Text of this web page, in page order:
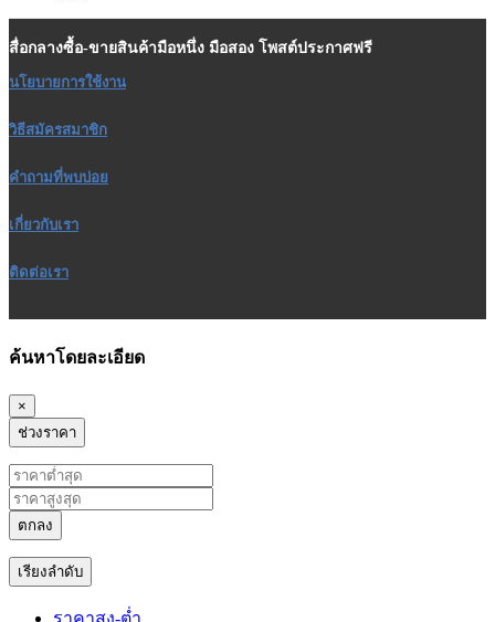
สื่อกลางซื้อ-ขายสินค้ามือหนึ่ง มือสอง โพสต์ประกาศฟรี
นโยบายการใช้งาน
วิธีสมัครสมาชิก
คำถามที่พบบ่อย
เกี่ยวกับเรา
ติดต่อเรา
ค้นหาโดยละเอียด
×
ช่วงราคา
ตกลง
เรียงลำดับ
ราคาสูง-ต่ำ